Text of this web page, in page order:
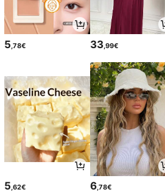
5 ,78€ 33,99€
5,62€ 6,78€